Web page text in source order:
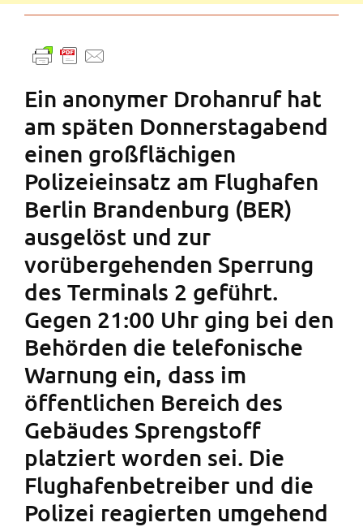
Ein anonymer Drohanruf hat
am späten Donnerstagabend
einen großflächigen
Polizeieinsatz am Flughafen
Berlin Brandenburg (BER)
ausgelöst und zur
vorübergehenden Sperrung
des Terminals 2 geführt.
Gegen 21:00 Uhr ging bei den
Behörden die telefonische
Warnung ein, dass im
öffentlichen Bereich des
Gebäudes Sprengstoff
platziert worden sei. Die
Flughafenbetreiber und die
Polizei reagierten umgehend